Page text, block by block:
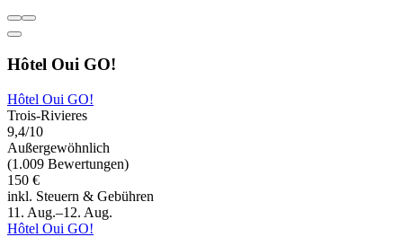
Hôtel Oui GO!
Hôtel Oui GO!
Trois-Rivieres
9,4/10
Außergewöhnlich
(1.009 Bewertungen)
150 €
inkl. Steuern & Gebühren
11. Aug.–12. Aug.
Hôtel Oui GO!